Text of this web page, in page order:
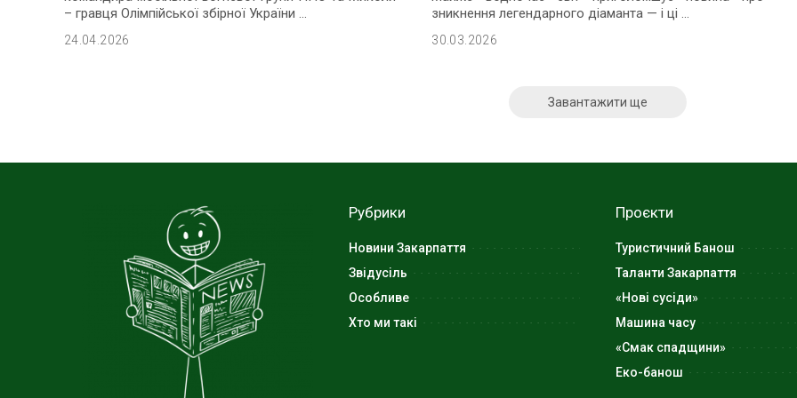
– гравця Олімпійської збірної України ...
24.04.2026
зникнення легендарного діаманта — і ці...
30.03.2026
Завантажити ще
Рубрики
Новини Закарпаття
Звідусіль
Особливе
Хто ми такі
Проєкти
Туристичний Банош
Таланти Закарпаття
«Нові сусіди»
Машина часу
«Смак спадщини»
Еко-банош